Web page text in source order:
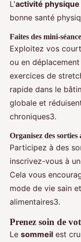
L'activité physique
bonne santé
Faites des mini-
Exploitez vos
ou en
exercices de
rapide dans le
globale et
chroniques3.
Organisez des sorties
Participez à des
inscrivez-vous à
Cela vous
mode de vie sain
alimentaires3.
Prenez soin de
Le sommeil est